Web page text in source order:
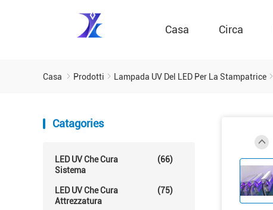
Casa Circa
Casa Prodotti Lampada UV Del LED Per La Stampatrice
Catagories
LED UV Che Cura
Sistema
(66)
LED UV Che Cura
Attrezzatura
(75)